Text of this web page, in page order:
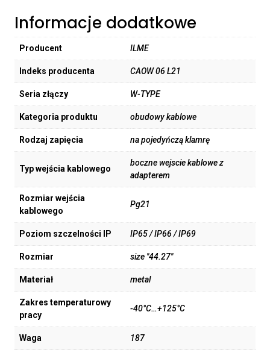
Informacje dodatkowe
Producent ILME
Indeks producenta CAOW 06 L21
Seria złączy W-TYPE
Kategoria produktu obudowy kablowe
Rodzaj zapięcia na pojedyńczą klamrę
Typ wejścia kablowego
boczne wejscie kablowe z
adapterem
Rozmiar wejścia
kablowego
Pg21
Poziom szczelności IP IP65 / IP66 / IP69
Rozmiar size "44.27"
Materiał metal
Zakres temperaturowy
pracy
-40°C…+125°C
Waga 187